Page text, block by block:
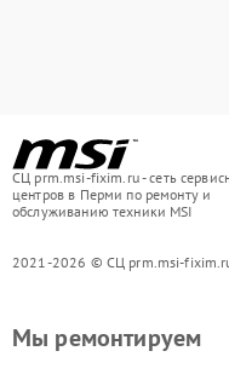
СЦ prm.msi-fixim.ru - сеть
центров в Перми по ремонту и
обслуживанию техники MSI
2021-2026 © СЦ prm.msi-
Мы ремонтируем